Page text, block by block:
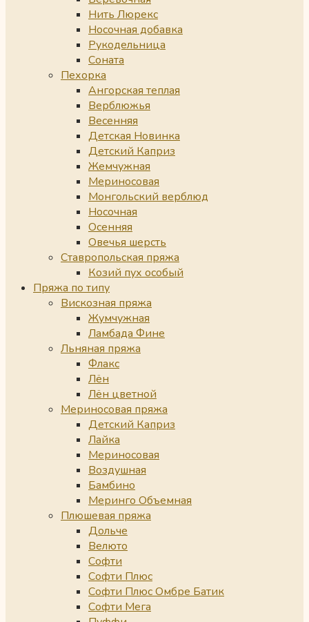
Нить Люрекс
Носочная добавка
Рукодельница
Соната
Пехорка
Ангорская теплая
Верблюжья
Весенняя
Детская Новинка
Детский Каприз
Жемчужная
Мериносовая
Монгольский верблюд
Носочная
Осенняя
Овечья шерсть
Ставропольская пряжа
Козий пух особый
Пряжа по типу
Вискозная пряжа
Жумчужная
Ламбада Фине
Льняная пряжа
Флакс
Лён
Лён цветной
Мериносовая пряжа
Детский Каприз
Лайка
Мериносовая
Воздушная
Бамбино
Меринго Объемная
Плюшевая пряжа
Дольче
Велюто
Софти
Софти Плюс
Софти Плюс Омбре Батик
Софти Мега